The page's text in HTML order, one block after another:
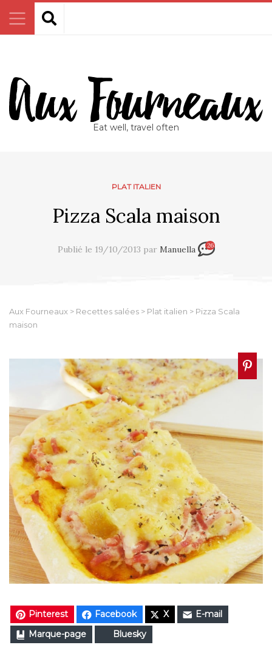
Eat well, travel often
PLAT ITALIEN
Pizza Scala maison
Publié le 19/10/2013 par Manuella 26
Aux Fourneaux > Recettes salées > Plat italien > Pizza Scala
maison
Pinterest Facebook X
E-mail
Marque-page
Bluesky